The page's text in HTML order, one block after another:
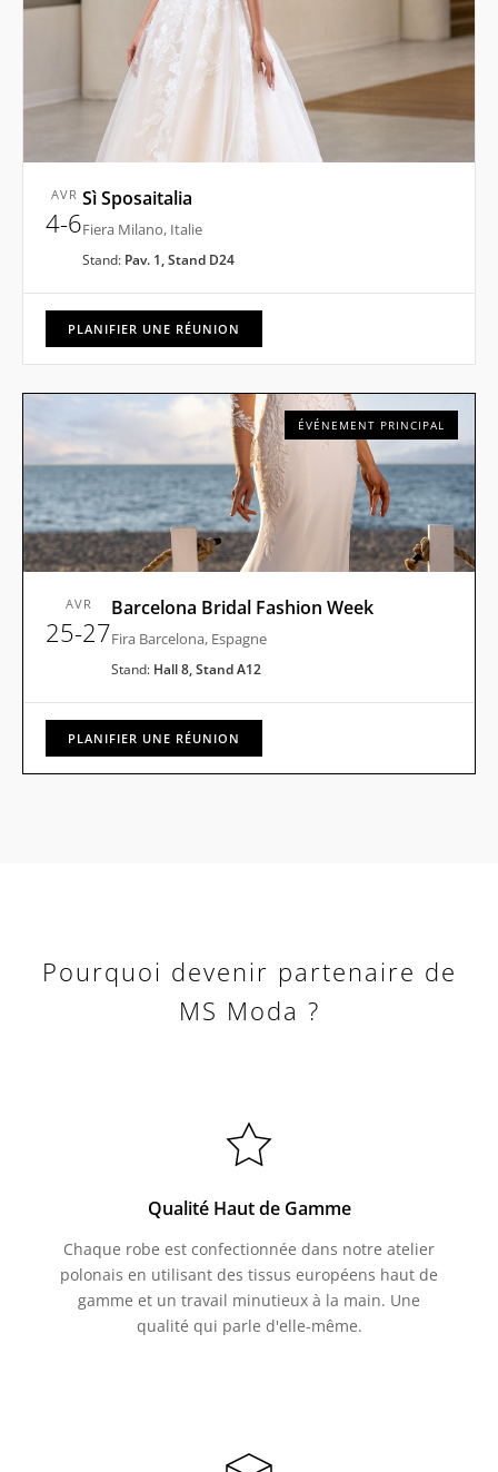
AVR
4-6
Sì Sposaitalia
Fiera Milano, Italie
Stand: Pav. 1, Stand D24
PLANIFIER UNE RÉUNION
ÉVÉNEMENT PRINCIPAL
AVR
25-27
Barcelona Bridal Fashion Week
Fira Barcelona, Espagne
Stand: Hall 8, Stand A12
PLANIFIER UNE RÉUNION
Pourquoi devenir partenaire de
MS Moda ?
Qualité Haut de Gamme
Chaque robe est confectionnée dans notre atelier
polonais en utilisant des tissus européens haut de
gamme et un travail minutieux à la main. Une
qualité qui parle d'elle-même.